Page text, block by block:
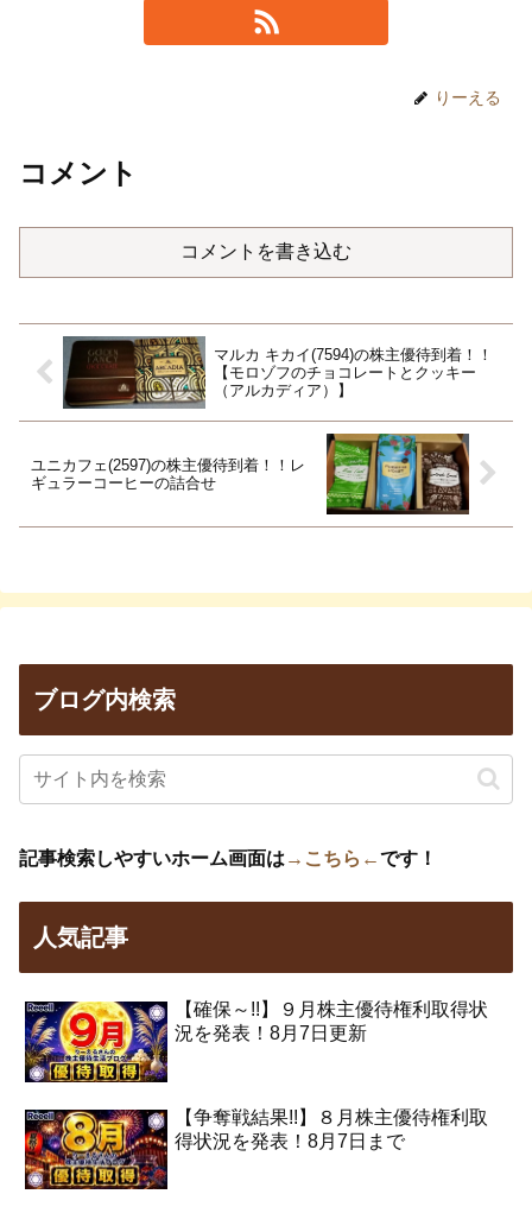
りーえる
コメント
コメントを書き込む
マルカ キカイ(7594)の株主優待到着！！
【モロゾフのチョコレートとクッキー
（アルカディア）】
ユニカフェ(2597)の株主優待到着！！レ
ギュラーコーヒーの詰合せ
ブログ内検索
記事検索しやすいホーム画面は →こちら←です！
人気記事
【確保～!!】９月株主優待権利取得状
況を発表！8月7日更新
【争奪戦結果!!】８月株主優待権利取
得状況を発表！8月7日まで